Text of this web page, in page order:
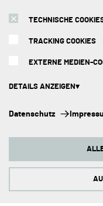
TECHNISCHE
TRACKING COOKIES
EXTERNE MEDIEN-
DETAILS ANZEIGEN
Technische Cookies:
Um unsere Website
Verhaltensweisen der
Datenschutz